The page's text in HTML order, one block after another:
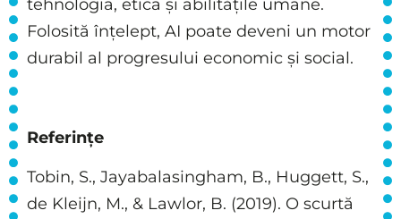
tehnologia, etica și abilitățile umane.
Folosită înțelept, AI poate deveni un motor
durabil al progresului economic și social.
Referințe
Tobin, S., Jayabalasingham, B., Huggett, S.,
de Kleijn, M., & Lawlor, B. (2019). O scurtă